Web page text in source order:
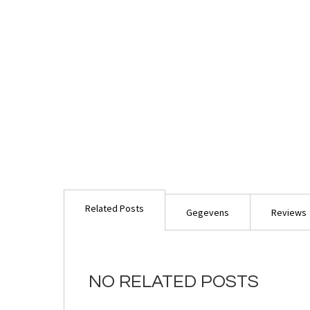
gallerij
Related Posts
NO RELATED POSTS
Gegevens Reviews